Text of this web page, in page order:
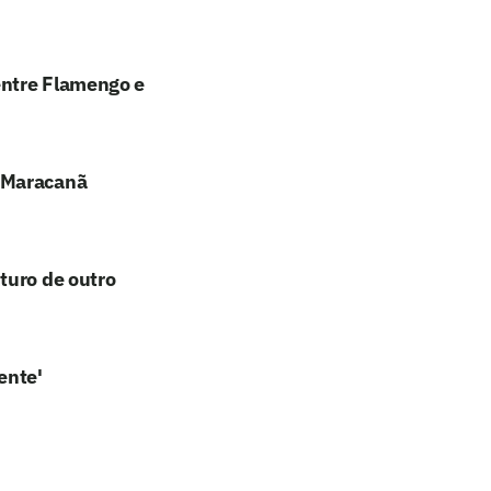
Flamengo e
de outro